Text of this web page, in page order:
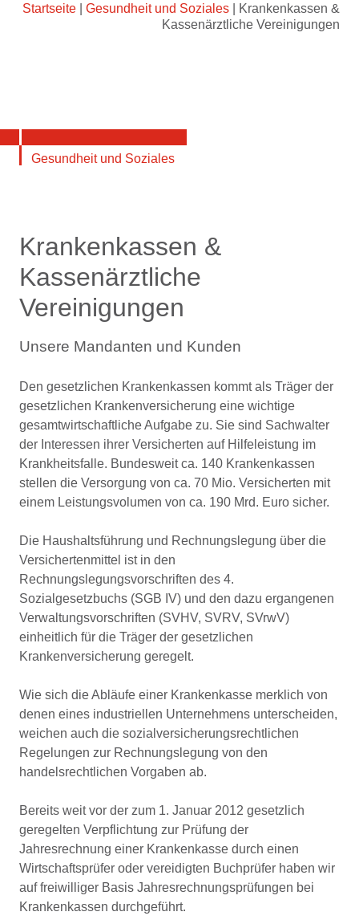
Startseite Gesundheit und Soziales
Krankenkassen &
Kassenärztliche Vereinigungen
Gesundheit und Soziales
Krankenkassen &
Kassenärztliche
Vereinigungen
Unsere Mandanten und Kunden
Den gesetzlichen Krankenkassen kommt als Träger der
gesetzlichen Krankenversicherung eine wichtige
gesamtwirtschaftliche Aufgabe zu. Sie sind Sachwalter
der Interessen ihrer Versicherten auf Hilfeleistung im
Krankheitsfalle. Bundesweit ca. 140 Krankenkassen
stellen die Versorgung von ca. 70 Mio. Versicherten mit
einem Leistungsvolumen von ca. 190 Mrd. Euro sicher.
Die Haushaltsführung und Rechnungslegung über die
Versichertenmittel ist in den
Rechnungslegungsvorschriften des 4.
Sozialgesetzbuchs (SGB IV) und den dazu ergangenen
Verwaltungsvorschriften (SVHV, SVRV, SVrwV)
einheitlich für die Träger der gesetzlichen
Krankenversicherung geregelt.
Wie sich die Abläufe einer Krankenkasse merklich von
denen eines industriellen Unternehmens unterscheiden,
weichen auch die sozialversicherungsrechtlichen
Regelungen zur Rechnungslegung von den
handelsrechtlichen Vorgaben ab.
Bereits weit vor der zum 1. Januar 2012 gesetzlich
geregelten Verpflichtung zur Prüfung der
Jahresrechnung einer Krankenkasse durch einen
Wirtschaftsprüfer oder vereidigten Buchprüfer haben wir
auf freiwilliger Basis Jahresrechnungsprüfungen bei
Krankenkassen durchgeführt.